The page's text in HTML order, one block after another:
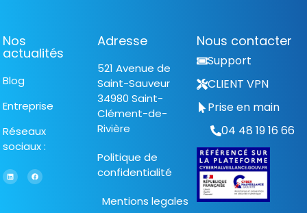
Nos
actualités
Blog
Entreprise
Réseaux
sociaux :
Adresse
521 Avenue de
Saint-Sauveur
34980 Saint-
Clément-de-
Rivière
Politique de
confidentialité
Mentions legales
Nous contacter
Support
CLIENT VPN
Prise en main
04 48 19 16 66